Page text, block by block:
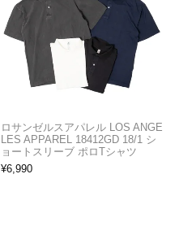
ロサンゼルスアパレル LOS ANGE
LES APPAREL 18412GD 18/1 シ
ョートスリーブ ポロTシャツ
¥6,990